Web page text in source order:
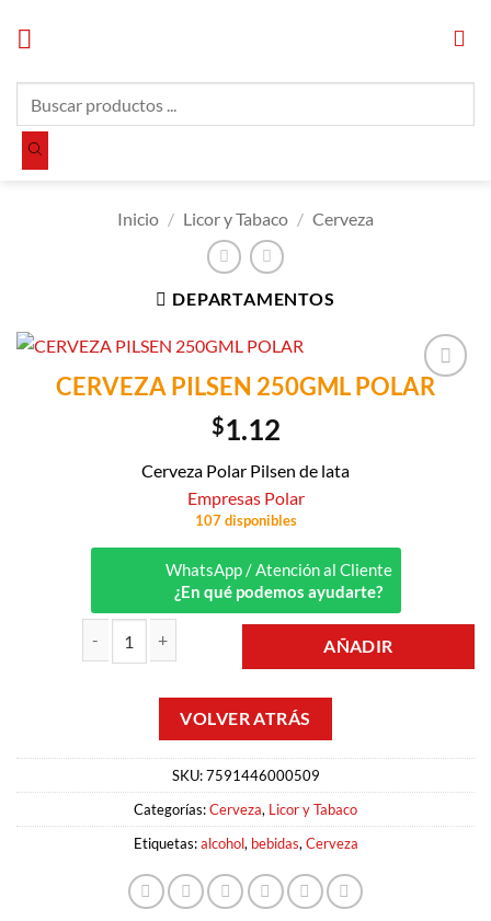
productos
Inicio / Licor y Tabaco / Cerveza
DEPARTAMENTOS
Añadir a
CERVEZA PILSEN 250GML POLAR
$1.12
Cerveza Polar Pilsen de lata
Empresas Polar
107 disponibles
WhatsApp / Atención al Cliente
¿En qué podemos ayudarte?
CERVEZA PILSEN 250GML POLAR cantidad
AÑADIR
SKU:7591446000509
Categorías:Cerveza, Licor y Tabaco
Etiquetas:alcohol, bebidas, Cerveza